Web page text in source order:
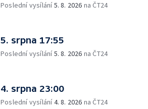
Poslední vysílání5. 8. 2026 na ČT24
5. srpna 17:55
Poslední vysílání5. 8. 2026 na ČT24
4. srpna 23:00
Poslední vysílání4. 8. 2026 na ČT24